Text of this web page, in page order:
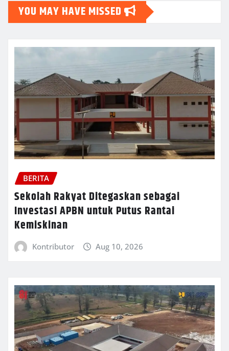
YOU MAY HAVE MISSED
BERITA
Sekolah Rakyat Ditegaskan sebagai
Investasi APBN untuk Putus Rantai
Kemiskinan
Kontributor Aug 10, 2026